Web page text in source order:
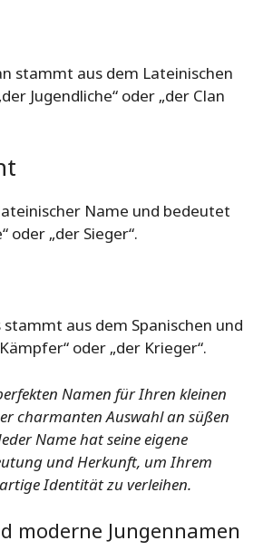
stammt aus dem Lateinischen
Jugendliche“ oder „der Clan
Name und bedeutet
oder „der Sieger“.
stammt aus dem Spanischen und
oder „der Krieger“.
Namen für Ihren kleinen
charmanten Auswahl an süßen
Name hat seine eigene
und Herkunft, um Ihrem
Identität zu verleihen.
moderne Jungennamen